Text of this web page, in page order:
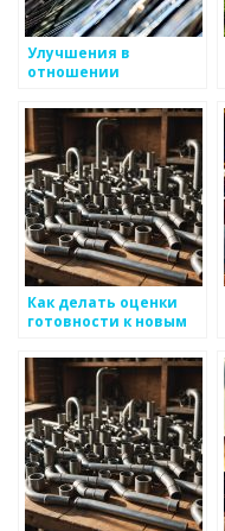
Улучшения в
отношении
стандартов для
металоизделий
Как делать оценки
готовности к новым
производстве
металоизделий